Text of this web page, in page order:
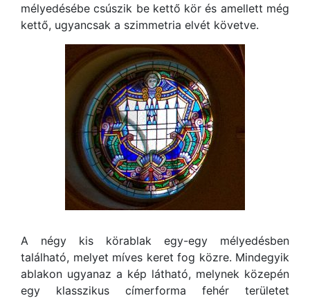
mélyedésébe csúszik be kettő kör és amellett még
kettő, ugyancsak a szimmetria elvét követve.
A négy kis körablak egy-egy mélyedésben
található, melyet míves keret fog közre. Mindegyik
ablakon ugyanaz a kép látható, melynek közepén
egy klasszikus címerforma fehér területet